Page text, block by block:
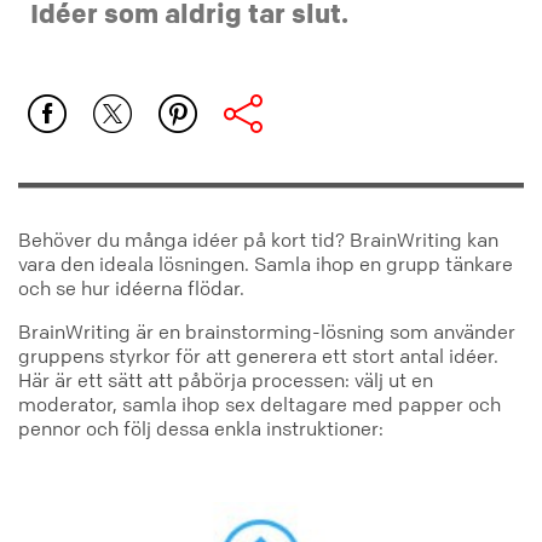
Idéer som aldrig tar slut.
Behöver du många idéer på kort tid? BrainWriting kan
vara den ideala lösningen. Samla ihop en grupp tänkare
och se hur idéerna flödar.
BrainWriting är en brainstorming-lösning som använder
gruppens styrkor för att generera ett stort antal idéer.
Här är ett sätt att påbörja processen: välj ut en
moderator, samla ihop sex deltagare med papper och
pennor och följ dessa enkla instruktioner: